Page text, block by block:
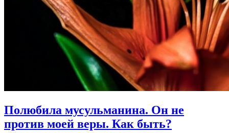
Полюбила мусульманина. Он не
против моей веры. Как быть?